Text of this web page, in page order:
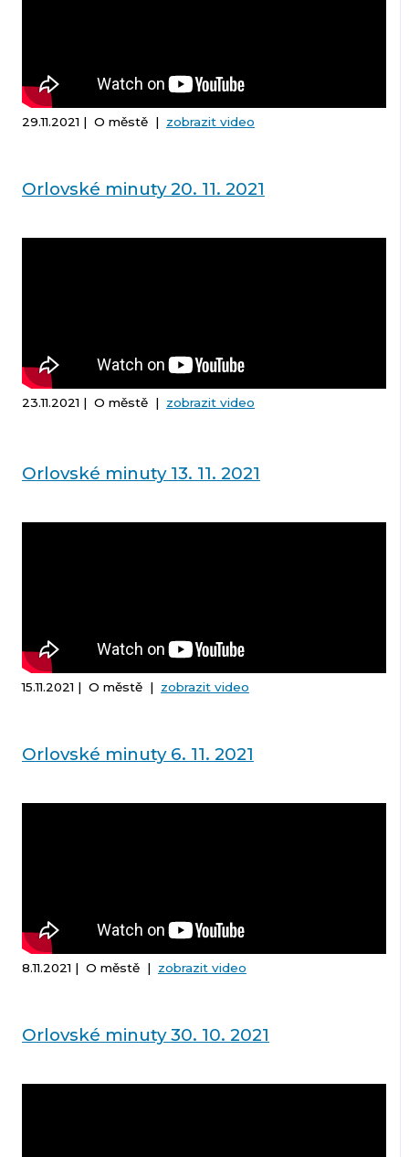
29.11.2021 | O městě | zobrazit video
Orlovské minuty 20. 11. 2021
23.11.2021 | O městě | zobrazit video
Orlovské minuty 13. 11. 2021
15.11.2021 | O městě | zobrazit video
Orlovské minuty 6. 11. 2021
8.11.2021 | O městě | zobrazit video
Orlovské minuty 30. 10. 2021